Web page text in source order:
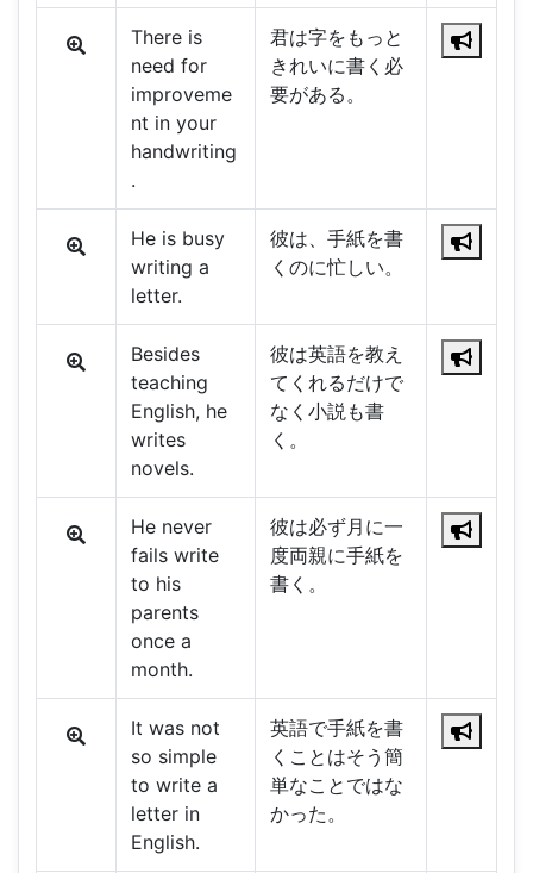
There is
need for
improveme
nt in your
handwriting
.
君は字をもっと
きれいに書く必
要がある。
He is busy
writing a
letter.
彼は、手紙を書
くのに忙しい。
Besides
teaching
English, he
writes
novels.
彼は英語を教え
てくれるだけで
なく小説も書
く。
He never
fails write
to his
parents
once a
month.
彼は必ず月に一
度両親に手紙を
書く。
It was not
so simple
to write a
letter in
English.
英語で手紙を書
くことはそう簡
単なことではな
かった。